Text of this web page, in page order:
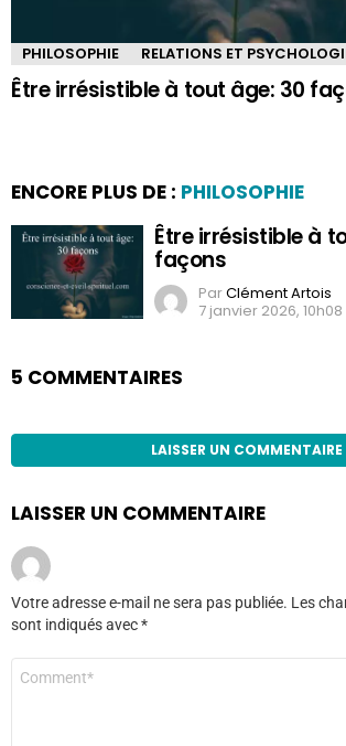
PHILOSOPHIE RELATIONS ET
Être irrésistible à tout âge: 30
ENCORE PLUS DE : PHILOSOPHIE
Être irrésistible à
façons
ParClément Artois
7 janvier 2026, 10h08
5 COMMENTAIRES
LAISSER UN COMMENTAIRE
LAISSER UN COMMENTAIRE
Votre adresse e-mail ne sera pas publiée. Les
sont indiqués avec*
Commentaire